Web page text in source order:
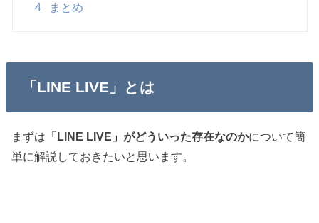
4 まとめ
「LINE LIVE」とは
まずは 「LINE LIVE」がどういった存在なのかについて簡
単に解説しておきたいと思います。